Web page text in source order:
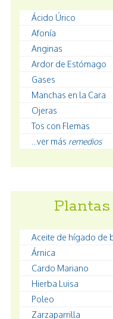
Ácido Úrico
Afonía
Anginas
Ardor de Estómago
Gases
Manchas en la Cara
Ojeras
Tos con Flemas
...ver más remedios
Aceite de hígado de
Árnica
Cardo Mariano
Hierba Luisa
Poleo
Zarzaparrilla